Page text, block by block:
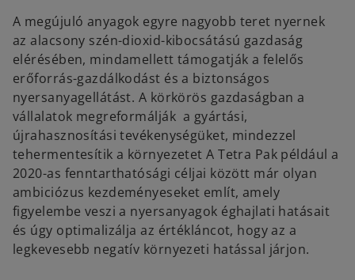
A megújuló anyagok egyre nagyobb teret nyernek
az alacsony szén-dioxid-kibocsátású gazdaság
elérésében, mindamellett támogatják a felelős
erőforrás-gazdálkodást és a biztonságos
nyersanyagellátást. A körkörös gazdaságban a
vállalatok megreformálják a gyártási,
újrahasznosítási tevékenységüket, mindezzel
tehermentesítik a környezetet A Tetra Pak például a
2020-as fenntarthatósági céljai között már olyan
ambiciózus kezdeményeseket említ, amely
figyelembe veszi a nyersanyagok éghajlati hatásait
és úgy optimalizálja az értékláncot, hogy az a
legkevesebb negatív környezeti hatással járjon.